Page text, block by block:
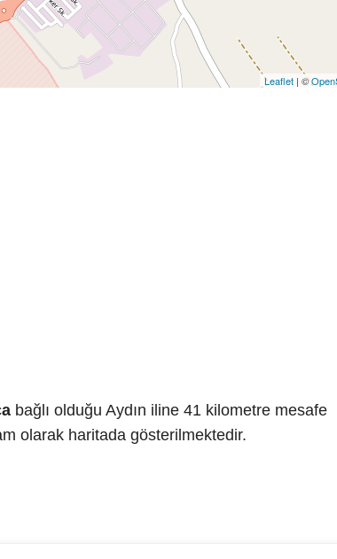
Leaflet | ©
bağlı olduğu Aydın iline 41 kilometre mesafe
olarak haritada gösterilmektedir.